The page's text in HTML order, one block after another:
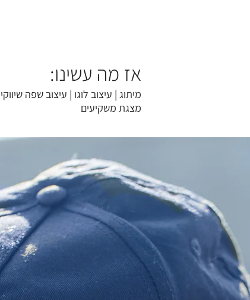
אז מה עשינו:
מיתוג | עיצוב לוגו | עיצוב שפה
מצגת משקיעים